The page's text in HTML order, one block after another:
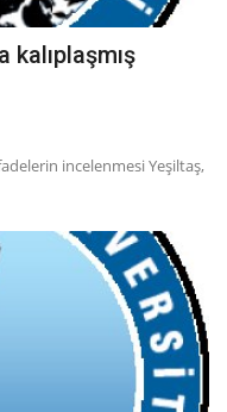
kalıplaşmış
incelenmesi Yeşiltaş,